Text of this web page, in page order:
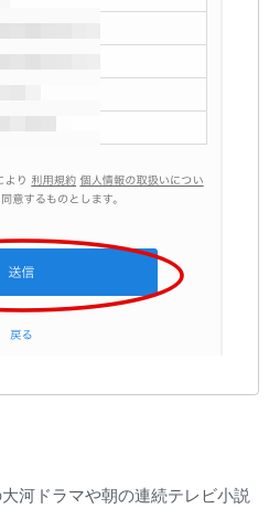
河ドラマや朝の連続テレビ小説